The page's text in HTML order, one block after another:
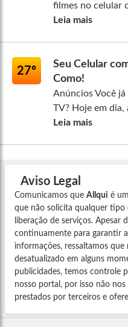
filmes no celular
Leia mais
27º
Seu Celular
Como!
Anúncios Você
TV? Hoje em dia,
Leia mais
Aviso Legal
Comunicamos que Allqui é
que não solicita qualquer tipo
liberação de serviços. Apesar
continuamente para garantir
informações, ressaltamos
desatualizado em alguns
publicidades, temos controle
nosso portal, por isso não
prestados por terceiros e